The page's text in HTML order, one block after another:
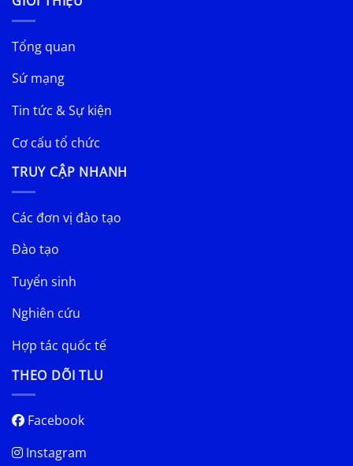
Tổng quan
Sứ mạng
Tin tức & Sự kiện
Cơ cấu tổ chức
TRUY CẬP NHANH
Các đơn vị đào tạo
Đào tạo
Tuyển sinh
Nghiên cứu
Hợp tác quốc tế
THEO DÕI TLU
Facebook
Instagram